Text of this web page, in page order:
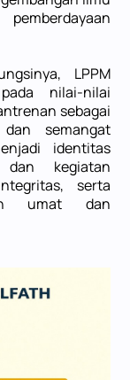
LPPM
nilai-nilai
sebagai
semangat
identitas
dan kegiatan
serta
umat dan